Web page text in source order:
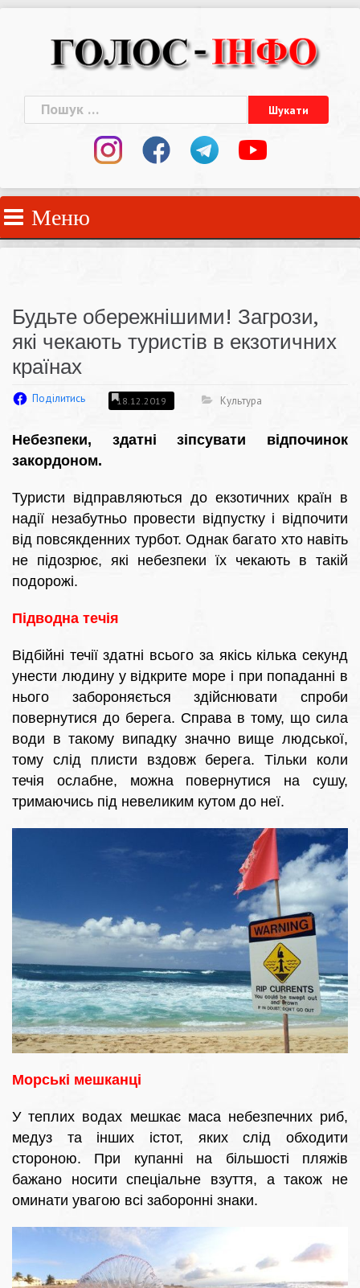
Пошук:
Меню
Будьте обережнішими! Загрози,
які чекають туристів в екзотичних
країнах
Поділитись 18.12.2019 Культура
Небезпеки, здатні зіпсувати відпочинок
закордоном.
Туристи відправляються до екзотичних країн в
надії незабутньо провести відпустку і відпочити
від повсякденних турбот. Однак багато хто навіть
не підозрює, які небезпеки їх чекають в такій
подорожі.
Підводна течія
Відбійні течії здатні всього за якісь кілька секунд
унести людину у відкрите море і при попаданні в
нього забороняється здійснювати спроби
повернутися до берега. Справа в тому, що сила
води в такому випадку значно вище людської,
тому слід плисти вздовж берега. Тільки коли
течія ослабне, можна повернутися на сушу,
тримаючись під невеликим кутом до неї.
Морські мешканці
У теплих водах мешкає маса небезпечних риб,
медуз та інших істот, яких слід обходити
стороною. При купанні на більшості пляжів
бажано носити спеціальне взуття, а також не
оминати увагою всі заборонні знаки.